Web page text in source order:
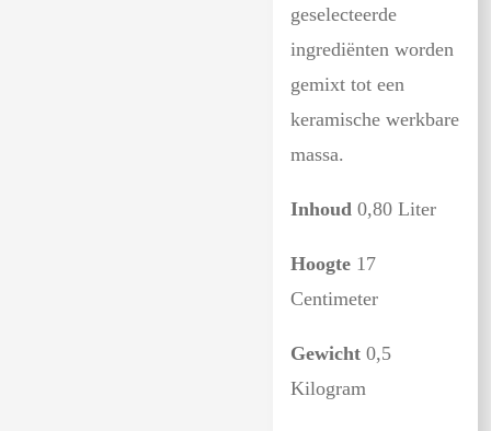
geselecteerde
ingrediënten worden
gemixt tot een
keramische werkbare
massa.
Inhoud 0,80 Liter
Hoogte 17
Centimeter
Gewicht 0,5
Kilogram